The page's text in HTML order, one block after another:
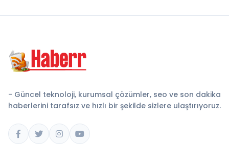
- Güncel teknoloji, kurumsal çözümler, seo ve son dakika
haberlerini tarafsız ve hızlı bir şekilde sizlere ulaştırıyoruz.